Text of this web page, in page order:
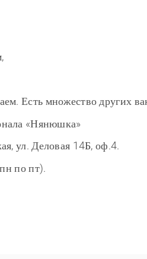
Есть множество других
«Нянюшка»
ул. Деловая 14Б, оф.4.
по пт).